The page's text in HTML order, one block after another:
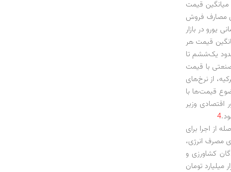
که با احتساب میانگین قیمت
مصارف فروش
در هر مترمکعب به دست می‌آید. با احتساب قیمت 4200 تومانی یورو در بازار
میانگین قیمت هر
بوده است؛ یعنی حدود یک‌ششم تا
با قیمت
از نرخ‌های
قیمت‌ها با
وزیر
4
سقف 50 درصد از وجوه حاصله از اجرا برای
بهینه‌سازی مصرف انرژی،
کشاورزی و
می‌یافت. باوجود این، 90 درصد از منابع یعنی حدود 42 هزار میلیارد تومان